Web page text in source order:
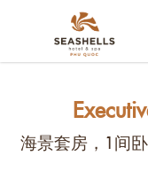
海景套房，1间